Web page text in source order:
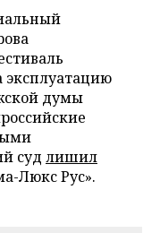
эксплуатацию
думы
суд лишил
Люкс Рус».